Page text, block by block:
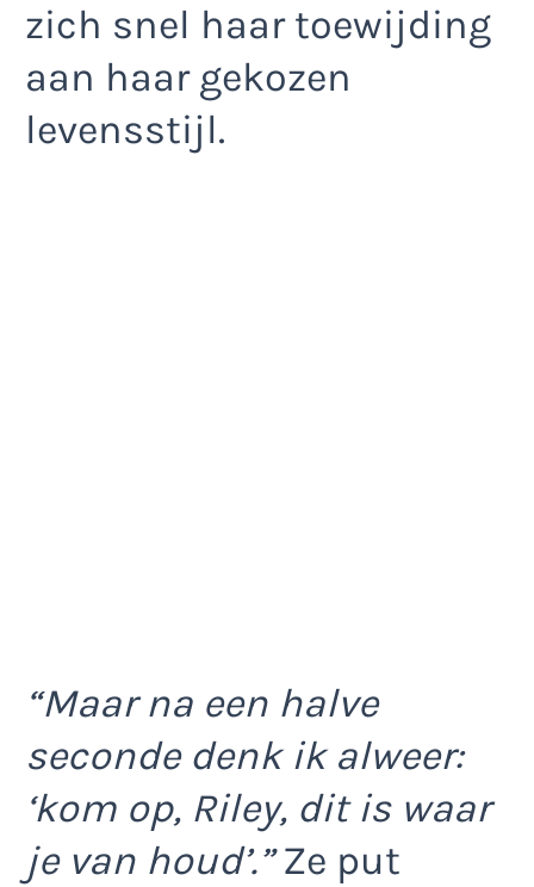
zich snel haar toewijding
aan haar gekozen
levensstijl.
“Maar na een halve
seconde denk ik alweer:
‘kom op, Riley, dit is waar
je van houd’.”Ze put